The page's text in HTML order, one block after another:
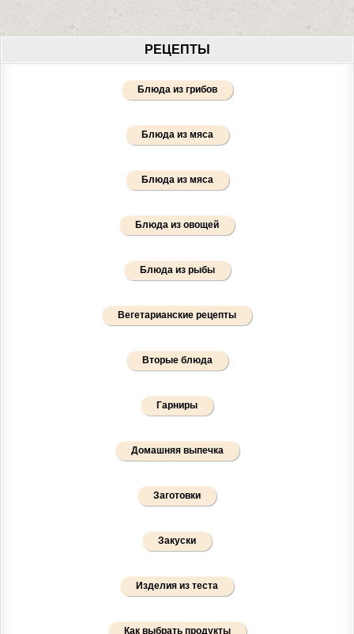
РЕЦЕПТЫ
Блюда из грибов
Блюда из мяса
Блюда из мяса
Блюда из овощей
Блюда из рыбы
Вегетарианские рецепты
Вторые блюда
Гарниры
Домашняя выпечка
Заготовки
Закуски
Изделия из теста
Как выбрать продукты